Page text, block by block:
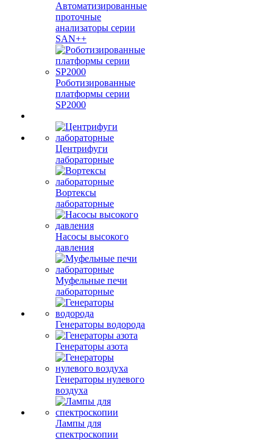
Автоматизированные
проточные
анализаторы серии
SAN++
Роботизированные
платформы серии
SP2000
Центрифуги
лабораторные
Вортексы
лабораторные
Насосы высокого
давления
Муфельные печи
лабораторные
Генераторы водорода
Генераторы азота
Генераторы нулевого
воздуха
Лампы для
спектроскопии